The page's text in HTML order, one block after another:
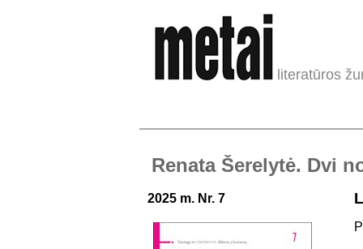
literatūros
Renata Šerelytė. Dvi
2025 m. Nr. 7